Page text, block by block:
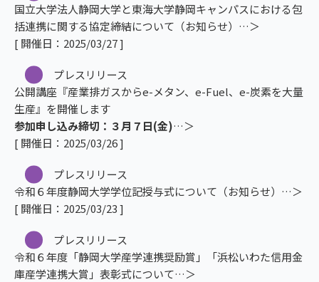
国立大学法人静岡大学と東海大学静岡キャンパスにおける包
括連携に関する協定締結について（お知らせ）
[ 開催日：2025/03/27 ]
プレスリリース
公開講座『産業排ガスからe-メタン、e-Fuel、e-炭素を大量
生産』を開催します
参加申し込み締切：３月７日(金)
[ 開催日：2025/03/26 ]
プレスリリース
令和６年度静岡大学学位記授与式について（お知らせ）
[ 開催日：2025/03/23 ]
プレスリリース
令和６年度「静岡大学産学連携奨励賞」「浜松いわた信用金
庫産学連携大賞」表彰式について